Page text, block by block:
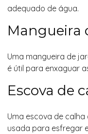
adequado de água.
Mangueira
Uma mangueira de
é útil para enxaguar
Escova de
Uma escova de
usada para esfregar